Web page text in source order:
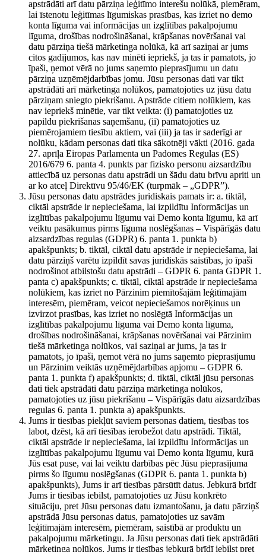
apstrādāti arī datu pārziņa leģitīmo interešu nolūkā, piemēram,
lai īstenotu leģitīmas līgumiskas prasības, kas izriet no demo
konta līguma vai informācijas un izglītības pakalpojumu
līguma, drošības nodrošināšanai, krāpšanas novēršanai vai
datu pārziņa tiešā mārketinga nolūkā, kā arī saziņai ar jums
citos gadījumos, kas nav minēti iepriekš, ja tas ir pamatots, jo
īpaši, ņemot vērā no jums saņemto pieprasījumu un datu
pārziņa uzņēmējdarbības jomu. Jūsu personas dati var tikt
apstrādāti arī mārketinga nolūkos, pamatojoties uz jūsu datu
pārziņam sniegto piekrišanu. Apstrāde citiem nolūkiem, kas
nav iepriekš minētie, var tikt veikta: (i) pamatojoties uz
papildu piekrišanas saņemšanu, (ii) pamatojoties uz
piemērojamiem tiesību aktiem, vai (iii) ja tas ir saderīgi ar
nolūku, kādam personas dati tika sākotnēji vākti (2016. gada
27. aprīļa Eiropas Parlamenta un Padomes Regulas (ES)
2016/679 6. panta 4. punkts par fizisko personu aizsardzību
attiecībā uz personas datu apstrādi un šādu datu brīvu apriti un
ar ko atceļ Direktīvu 95/46/EK (turpmāk – „GDPR”).
Jūsu personas datu apstrādes juridiskais pamats ir: a. tiktāl,
ciktāl apstrāde ir nepieciešama, lai izpildītu Informācijas un
izglītības pakalpojumu līgumu vai Demo konta līgumu, kā arī
veiktu pasākumus pirms līguma noslēgšanas – Vispārīgās datu
aizsardzības regulas (GDPR) 6. panta 1. punkta b)
apakšpunkts; b. tiktāl, ciktāl datu apstrāde ir nepieciešama, lai
datu pārziņš varētu izpildīt savas juridiskās saistības, jo īpaši
nodrošinot atbilstošu datu apstrādi – GDPR 6. panta GDPR 1.
panta c) apakšpunkts; c. tiktāl, ciktāl apstrāde ir nepieciešama
nolūkiem, kas izriet no Pārzinim piemītošajām leģitīmajām
interesēm, piemēram, veicot nepieciešamos norēķinus un
izvirzot prasības, kas izriet no noslēgtā Informācijas un
izglītības pakalpojumu līguma vai Demo konta līguma,
drošības nodrošināšanai, krāpšanas novēršanai vai Pārzinim
tiešā mārketinga nolūkos, vai saziņai ar jums, ja tas ir
pamatots, jo īpaši, ņemot vērā no jums saņemto pieprasījumu
un Pārzinim veiktās uzņēmējdarbības apjomu – GDPR 6.
panta 1. punkta f) apakšpunkts; d. tiktāl, ciktāl jūsu personas
dati tiek apstrādāti datu pārziņa mārketinga nolūkos,
pamatojoties uz jūsu piekrišanu – Vispārīgās datu aizsardzības
regulas 6. panta 1. punkta a) apakšpunkts.
Jums ir tiesības piekļūt saviem personas datiem, tiesības tos
labot, dzēst, kā arī tiesības ierobežot datu apstrādi. Tiktāl,
ciktāl apstrāde ir nepieciešama, lai izpildītu Informācijas un
izglītības pakalpojumu līgumu vai Demo konta līgumu, kurā
Jūs esat puse, vai lai veiktu darbības pēc Jūsu pieprasījuma
pirms šo līgumu noslēgšanas (GDPR 6. panta 1. punkta b)
apakšpunkts), Jums ir arī tiesības pārsūtīt datus. Jebkurā brīdī
Jums ir tiesības iebilst, pamatojoties uz Jūsu konkrēto
situāciju, pret Jūsu personas datu izmantošanu, ja datu pārziņš
apstrādā Jūsu personas datus, pamatojoties uz savām
leģitīmajām interesēm, piemēram, saistībā ar produktu un
pakalpojumu mārketingu. Ja Jūsu personas dati tiek apstrādāti
mārketinga nolūkos, Jums ir tiesības jebkurā brīdī iebilst pret